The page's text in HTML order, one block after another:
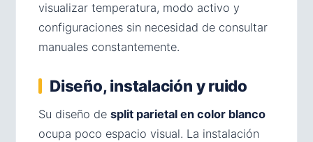
visualizar temperatura, modo activo y
configuraciones sin necesidad de consultar
manuales constantemente.
Diseño, instalación y ruido
Su diseño de split parietal en color blanco
ocupa poco espacio visual. La instalación